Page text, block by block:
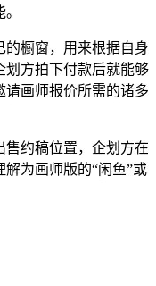
橱窗，用来根据自身
划方拍下付款后就能够
画师报价所需的诸多
约稿位置，企划方在
为画师版的“闲鱼”或